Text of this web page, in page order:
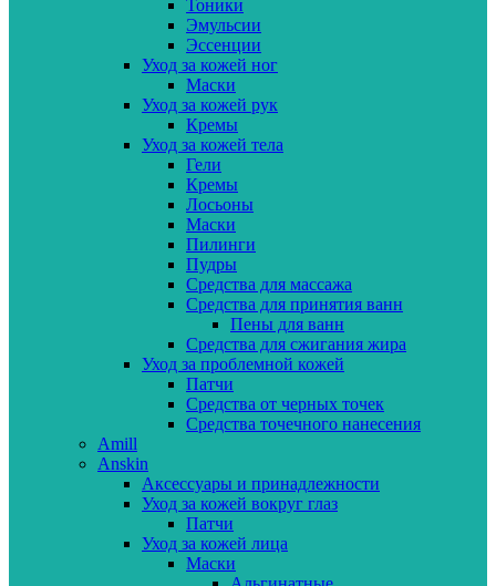
Тоники
Эмульсии
Эссенции
Уход за кожей ног
Маски
Уход за кожей рук
Кремы
Уход за кожей тела
Гели
Кремы
Лосьоны
Маски
Пилинги
Пудры
Средства для массажа
Средства для принятия ванн
Пены для ванн
Средства для сжигания жира
Уход за проблемной кожей
Патчи
Средства от черных точек
Средства точечного нанесения
Amill
Anskin
Аксессуары и принадлежности
Уход за кожей вокруг глаз
Патчи
Уход за кожей лица
Маски